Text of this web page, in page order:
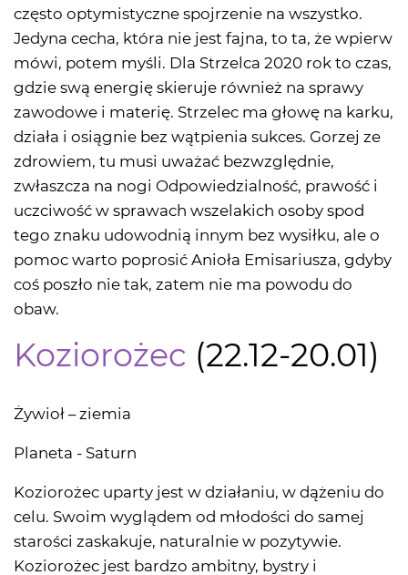
często optymistyczne spojrzenie na wszystko.
Jedyna cecha, która nie jest fajna, to ta, że wpierw
mówi, potem myśli. Dla Strzelca 2020 rok to czas,
gdzie swą energię skieruje również na sprawy
zawodowe i materię. Strzelec ma głowę na karku,
działa i osiągnie bez wątpienia sukces. Gorzej ze
zdrowiem, tu musi uważać bezwzględnie,
zwłaszcza na nogi Odpowiedzialność, prawość i
uczciwość w sprawach wszelakich osoby spod
tego znaku udowodnią innym bez wysiłku, ale o
pomoc warto poprosić Anioła Emisariusza, gdyby
coś poszło nie tak, zatem nie ma powodu do
obaw.
Koziorożec (22.12-20.01)
Żywioł – ziemia
Planeta - Saturn
Koziorożec uparty jest w działaniu, w dążeniu do
celu. Swoim wyglądem od młodości do samej
starości zaskakuje, naturalnie w pozytywie.
Koziorożec jest bardzo ambitny, bystry i